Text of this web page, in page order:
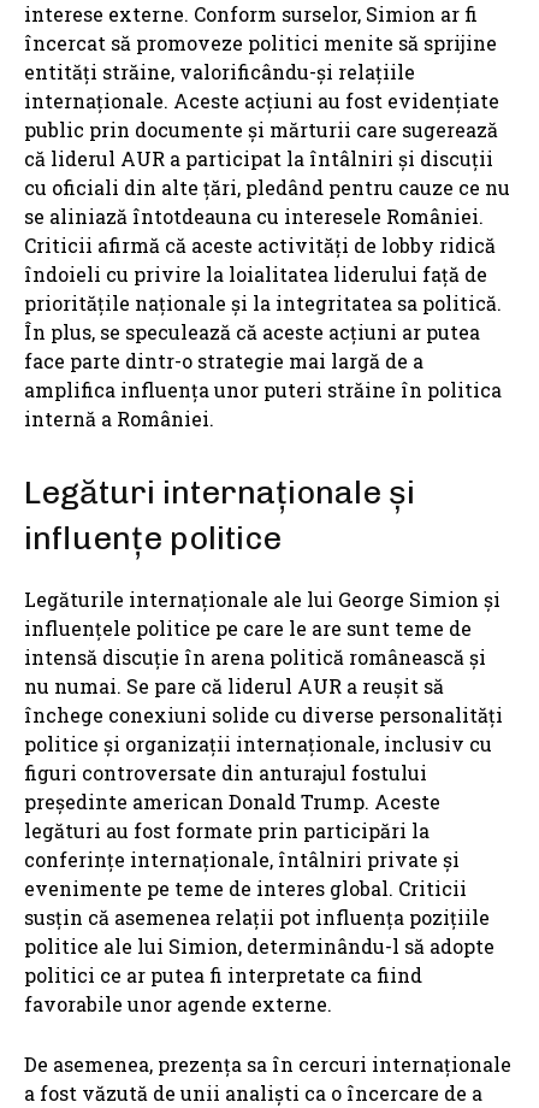
interese externe. Conform surselor, Simion ar fi
încercat să promoveze politici menite să sprijine
entități străine, valorificându-și relațiile
internaționale. Aceste acțiuni au fost evidențiate
public prin documente și mărturii care sugerează
că liderul AUR a participat la întâlniri și discuții
cu oficiali din alte țări, pledând pentru cauze ce nu
se aliniază întotdeauna cu interesele României.
Criticii afirmă că aceste activități de lobby ridică
îndoieli cu privire la loialitatea liderului față de
prioritățile naționale și la integritatea sa politică.
În plus, se speculează că aceste acțiuni ar putea
face parte dintr-o strategie mai largă de a
amplifica influența unor puteri străine în politica
internă a României.
Legături internaționale și
influențe politice
Legăturile internaționale ale lui George Simion și
influențele politice pe care le are sunt teme de
intensă discuție în arena politică românească și
nu numai. Se pare că liderul AUR a reușit să
închege conexiuni solide cu diverse personalități
politice și organizații internaționale, inclusiv cu
figuri controversate din anturajul fostului
președinte american Donald Trump. Aceste
legături au fost formate prin participări la
conferințe internaționale, întâlniri private și
evenimente pe teme de interes global. Criticii
susțin că asemenea relații pot influența pozițiile
politice ale lui Simion, determinându-l să adopte
politici ce ar putea fi interpretate ca fiind
favorabile unor agende externe.
De asemenea, prezența sa în cercuri internaționale
a fost văzută de unii analiști ca o încercare de a